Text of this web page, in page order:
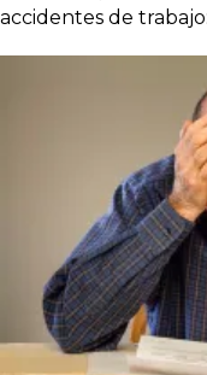
accidentes de trabajo: